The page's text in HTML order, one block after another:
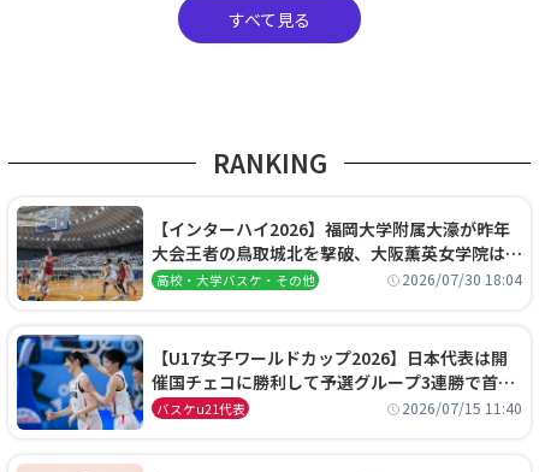
すべて見る
RANKING
【インターハイ2026】福岡大学附属大濠が昨年
大会王者の鳥取城北を撃破、大阪薫英女学院は岐
阜女子に完勝、大会3日目試合結果
高校・大学バスケ・その他 2026/07/30 18:04
【U17女子ワールドカップ2026】日本代表は開
催国チェコに勝利して予選グループ3連勝で首位
通過！準々決勝の相手はエジプトに決定
バスケu21代表 2026/07/15 11:40